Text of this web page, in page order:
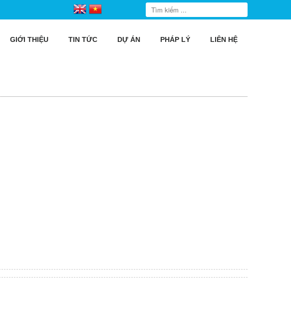
GIỚI THIỆU TIN TỨC DỰ ÁN PHÁP LÝ LIÊN HỆ